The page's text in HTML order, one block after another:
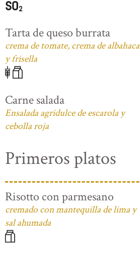
Tarta de queso burrata
crema de tomate, crema de albahaca
y frisella
Carne salada
Ensalada agridulce de escarola y
cebolla roja
Primeros platos
Risotto con parmesano
cremado con mantequilla de lima y
sal ahumada